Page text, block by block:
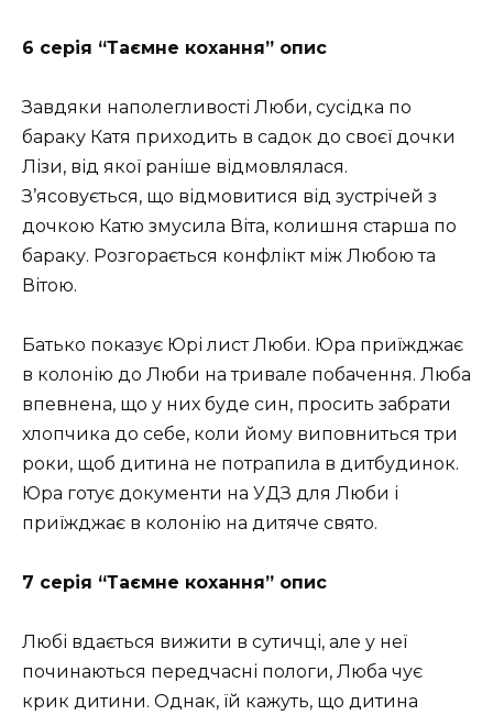
6 серія “Таємне кохання” опис
Завдяки наполегливості Люби, сусідка по
бараку Катя приходить в садок до своєї дочки
Лізи, від якої раніше відмовлялася.
З’ясовується, що відмовитися від зустрічей з
дочкою Катю змусила Віта, колишня старша по
бараку. Розгорається конфлікт між Любою та
Вітою.
Батько показує Юрі лист Люби. Юра приїжджає
в колонію до Люби на тривале побачення. Люба
впевнена, що у них буде син, просить забрати
хлопчика до себе, коли йому виповниться три
роки, щоб дитина не потрапила в дитбудинок.
Юра готує документи на УДЗ для Люби і
приїжджає в колонію на дитяче свято.
7 серія “Таємне кохання” опис
Любі вдається вижити в сутичці, але у неї
починаються передчасні пологи, Люба чує
крик дитини. Однак, їй кажуть, що дитина